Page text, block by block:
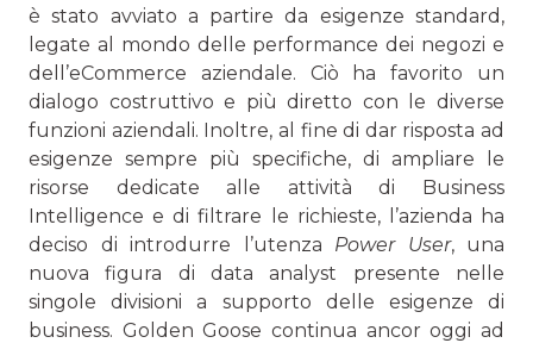
è stato avviato a partire da esigenze standard,
legate al mondo delle performance dei negozi e
dell’eCommerce aziendale. Ciò ha favorito un
dialogo costruttivo e più diretto con le diverse
funzioni aziendali. Inoltre, al fine di dar risposta ad
esigenze sempre più specifiche, di ampliare le
risorse dedicate alle attività di Business
Intelligence e di filtrare le richieste, l’azienda ha
deciso di introdurre l’utenza Power User, una
nuova figura di data analyst presente nelle
singole divisioni a supporto delle esigenze di
business. Golden Goose continua ancor oggi ad